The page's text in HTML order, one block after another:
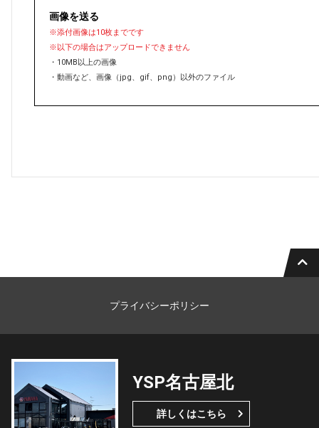
画像を送る
※添付画像は10枚までです
※以下の場合はアップロードできません
・10MB以上の画像
・動画など、画像（jpg、gif、png）以外のファイル
プライバシーポリシー
YSP名古屋北
詳しくはこちら